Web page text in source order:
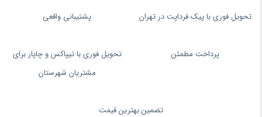
تحویل فوری با پیک فرداپت در تهران پشتیبانی واقعی
پرداخت مطمئن
تحویل فوری با تیپاکس و چاپار برای
مشتریان شهرستان
تضمین بهترین قیمت